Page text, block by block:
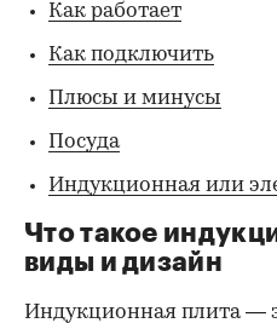
Как работает
Как подключить
Плюсы и минусы
Посуда
Индукционная или
Что такое
виды и дизайн
Индукционная плита —